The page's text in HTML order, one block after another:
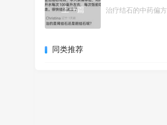
上一篇 治疗结石的中药偏方
同类推荐